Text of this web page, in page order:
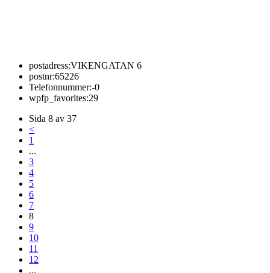
postadress:VIKENGATAN 6
postnr:65226
Telefonnummer:-0
wpfp_favorites:29
Sida 8 av 37
<
1
...
3
4
5
6
7
8
9
10
11
12
...